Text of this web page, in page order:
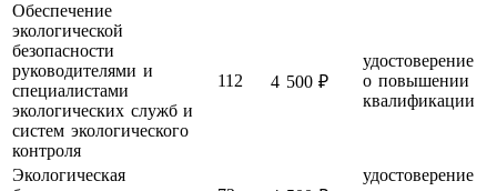
Обеспечение
экологической
безопасности
руководителями и
специалистами
экологических служб и
систем экологического
контроля
112 4 500 ₽
удостоверение
о повышении
квалификации
Экологическая
удостоверение